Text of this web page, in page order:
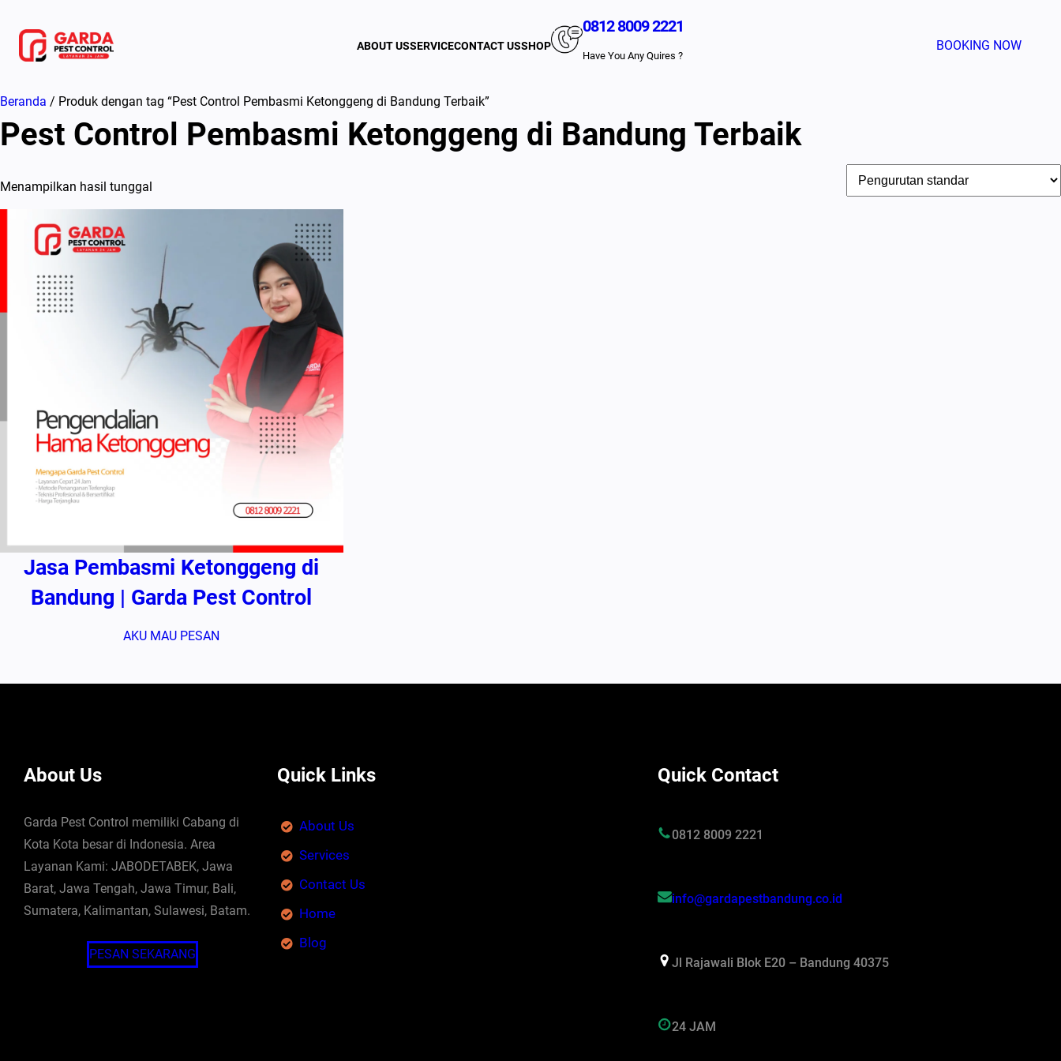
konten
ABOUT USSERVICECONTACT USSHOP
0812 8009 2221
Have You Any Quires ?
BOOKING NOW
Beranda / Produk dengan tag “Pest Control Pembasmi Ketonggeng di Bandung Terbaik”
Pest Control Pembasmi Ketonggeng di Bandung Terbaik
Menampilkan hasil tunggal
Jasa Pembasmi Ketonggeng di
Bandung | Garda Pest Control
AKU MAU PESAN
About Us
Garda Pest Control memiliki Cabang di
Kota Kota besar di Indonesia. Area
Layanan Kami: JABODETABEK, Jawa
Barat, Jawa Tengah, Jawa Timur, Bali,
Sumatera, Kalimantan, Sulawesi, Batam.
PESAN SEKARANG
Quick Links
About Us
Services
Contact Us
Home
Blog
Quick Contact
0812 8009 2221
info@gardapestbandung.co.id
Jl Rajawali Blok E20 – Bandung 40375
24 JAM